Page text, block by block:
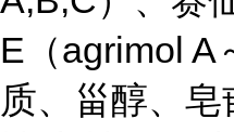
E（agrimol A
质、甾醇、皂